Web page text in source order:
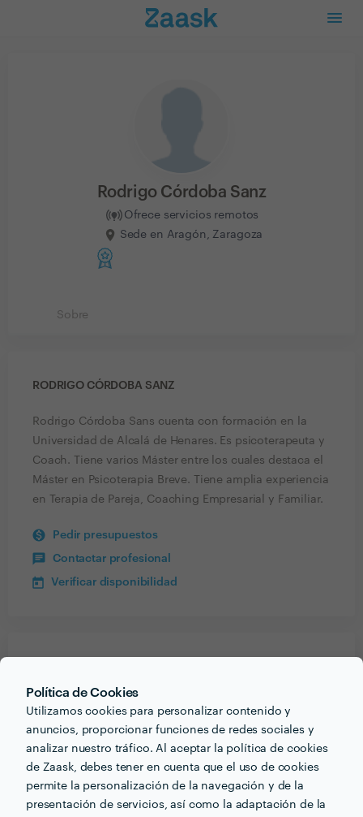
Política de Cookies
Utilizamos cookies para personalizar contenido y
anuncios, proporcionar funciones de redes sociales y
analizar nuestro tráfico. Al aceptar la política de cookies
de Zaask, debes tener en cuenta que el uso de cookies
permite la personalización de la navegación y de la
presentación de servicios, así como la adaptación de la
Rodrigo Córdoba Sanz
Ofrece servicios remotos
Sede en Aragón, Zaragoza
Sobre
RODRIGO CÓRDOBA SANZ
Rodrigo Córdoba Sans cuenta con formación en la
Universidad de Alcalá de Henares. Es psicoterapeuta y
Coach. Tiene varios Máster entre los cuales destaca el
Máster en Psicoterapia Breve. Tiene amplia experiencia
en Terapia de Pareja, Coaching Empresarial y Familiar.
Pedir presupuestos
Contactar profesional
Verificar disponibilidad
Otros servicios proporcionados por
Rodrigo Córdoba
Sanz